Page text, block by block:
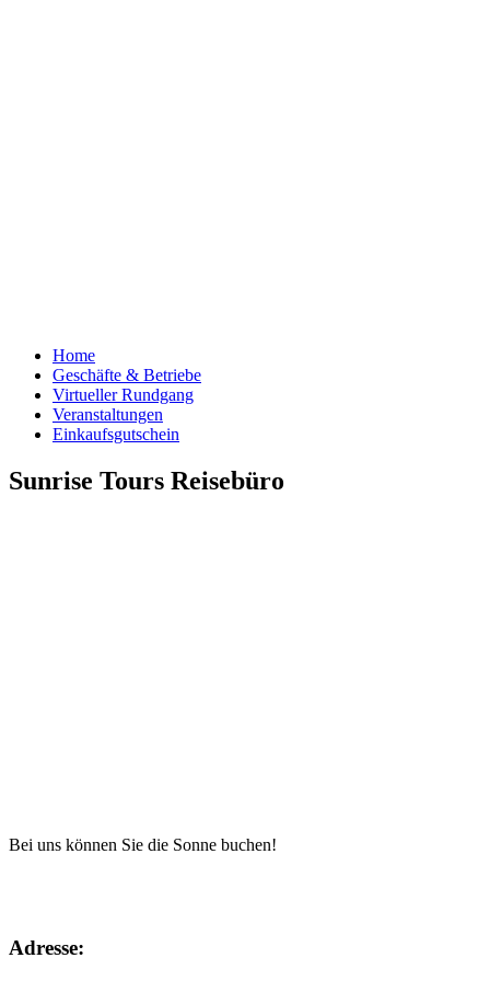
Home
Geschäfte & Betriebe
Virtueller Rundgang
Veranstaltungen
Einkaufsgutschein
Sunrise Tours Reisebüro
Bei uns können Sie die Sonne buchen!
Adresse: